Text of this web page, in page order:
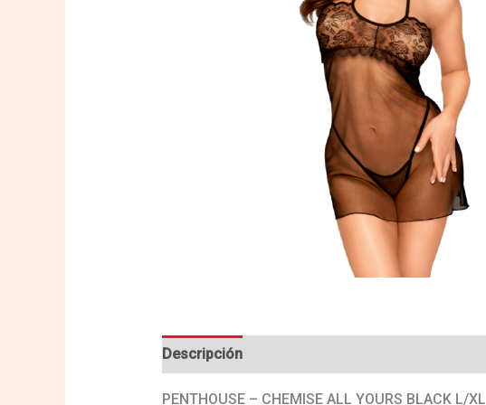
Descripción
PENTHOUSE – CHEMISE ALL YOURS BLACK L/XL